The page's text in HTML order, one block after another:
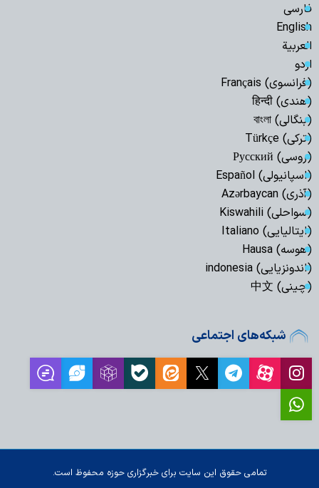
فارسی
English
العربیة
اردو
(فرانسوی) Français
(هندی) हिन्दी
(بنگالی) বাংলা
(ترکی) Türkçe
(روسی) Русский
(اسپانیولی) Español
(آذری) Azərbaycan
(سواحلی) Kiswahili
(ایتالیایی) Italiano
(هوسه) Hausa
(اندونزیایی) indonesia
(چینی) 中文
شبکه‌های اجتماعی
تمامی حقوق این سایت برای خبرگزاری حوزه محفوظ است.